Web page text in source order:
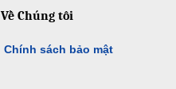
Về Chúng tôi
Chính sách bảo mật